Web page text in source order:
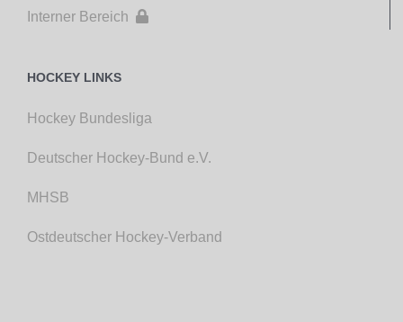
Interner Bereich 
HOCKEY LINKS
Hockey Bundesliga
Deutscher Hockey-Bund e.V.
MHSB
Ostdeutscher Hockey-Verband